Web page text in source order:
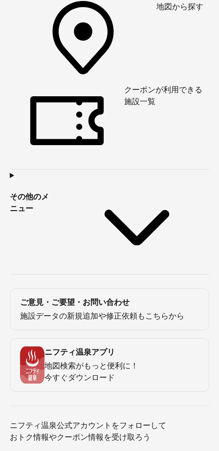
地図から探す
クーポンが利用できる
施設一覧
その他のメ
ニュー
ご意見・ご要望・お問い合わせ
施設データの新規追加や修正依頼もこちらから
ニフティ温泉アプリ
地図検索がもっと便利に！
今すぐダウンロード
ニフティ温泉公式アカウントをフォローして
おトク情報やクーポン情報を受け取ろう